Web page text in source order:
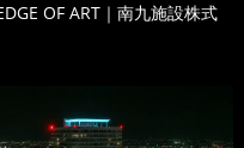
OF ART｜南九施設株式